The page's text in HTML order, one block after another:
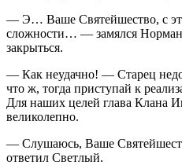
— Э… Ваше Святейшество, с
сложности… — замялся
закрыться.
— Как неудачно! — Старец
что ж, тогда приступай к
Для наших целей глава Клана
великолепно.
— Слушаюсь, Ваше
ответил Светлый.